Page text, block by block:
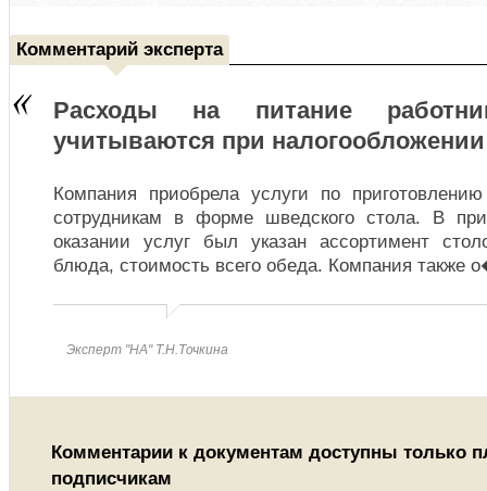
Комментарий эксперта
Расходы на питание
учитываются при налогообложении
Компания приобрела услуги по
сотрудникам в форме шведского стола. В
оказании услуг был указан ассортимент
блюда, стоимость всего обеда. Компания также
Эксперт "НА" Т.Н.Точкина
Комментарии к документам доступны только
подписчикам